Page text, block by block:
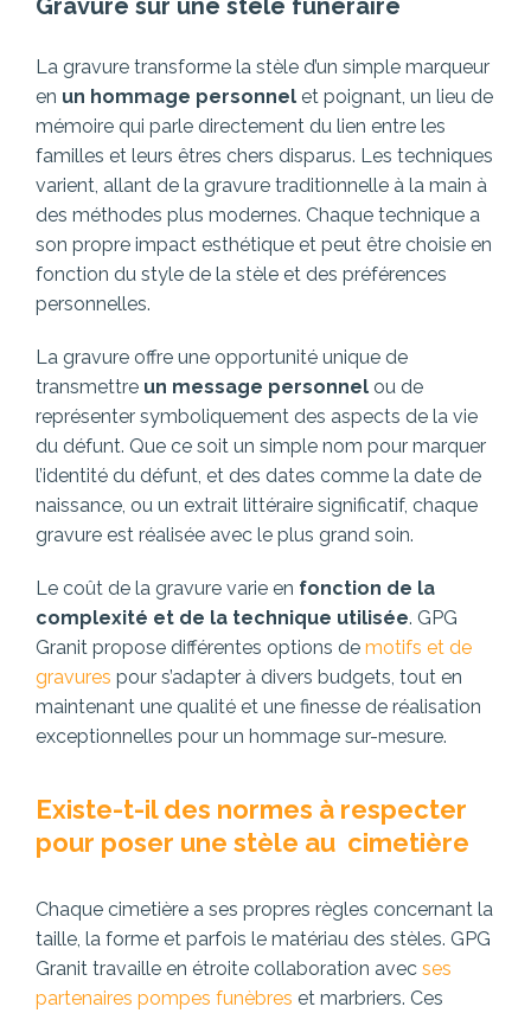
La gravure transforme la stèle d’un simple marqueur
en un hommage personnel et poignant, un lieu de
mémoire qui parle directement du lien entre les
familles et leurs êtres chers disparus. Les techniques
varient, allant de la gravure traditionnelle à la main à
des méthodes plus modernes. Chaque technique a
son propre impact esthétique et peut être choisie en
fonction du style de la stèle et des préférences
personnelles.
La gravure offre une opportunité unique de
transmettre un message personnel ou de
représenter symboliquement des aspects de la vie
du défunt. Que ce soit un simple nom pour marquer
l’identité du défunt, et des dates comme la date de
naissance, ou un extrait littéraire significatif, chaque
gravure est réalisée avec le plus grand soin.
Le coût de la gravure varie en fonction de la
complexité et de la technique utilisée. GPG
Granit propose différentes options de motifs et de
gravures pour s’adapter à divers budgets, tout en
maintenant une qualité et une finesse de réalisation
exceptionnelles pour un hommage sur-mesure.
Existe-t-il des normes à respecter
pour poser une stèle au cimetière
Chaque cimetière a ses propres règles concernant la
taille, la forme et parfois le matériau des stèles. GPG
Granit travaille en étroite collaboration avec ses
partenaires pompes funèbres et marbriers. Ces